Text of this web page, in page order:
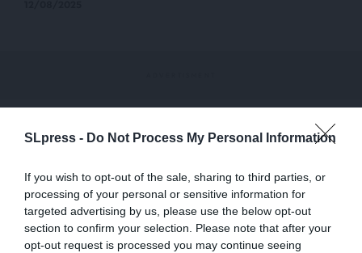
SLpress - Do Not Process My Personal Information
If you wish to opt-out of the sale, sharing to third parties, or
processing of your personal or sensitive information for
targeted advertising by us, please use the below opt-out
section to confirm your selection. Please note that after your
opt-out request is processed you may continue seeing